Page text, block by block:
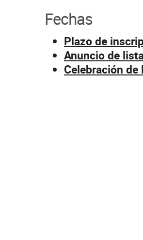
Fechas
Plazo de
Anuncio de
Celebración de